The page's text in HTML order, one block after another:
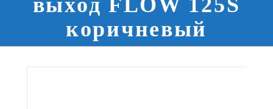
выход FLOW 125S
коричневый